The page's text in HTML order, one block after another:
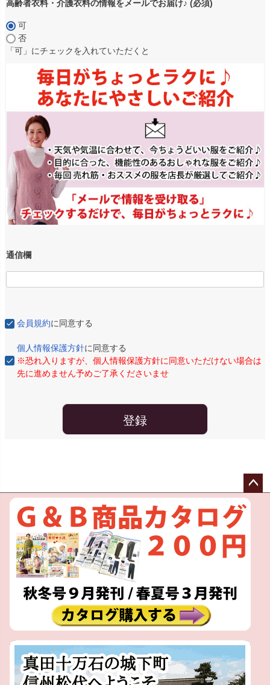
高齢者衣料・介護衣料の情報をメールでお届け♪ (必須)
可
否
「可」にチェックを入れていただくと
通信欄
会員規約に同意する
個人情報保護方針に同意する
※恐れ入りますが、個人情報保護方針に同意いただけない場合は
先に進めません予めご了承くださいませ
登録
ペー
へ